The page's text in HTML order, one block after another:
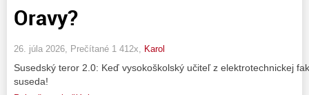
Oravy?
26. júla 2026, Prečítané 1 412x, Karol
Susedský teror 2.0: Keď vysokoškolský učiteľ z elektrotechnickej
suseda!